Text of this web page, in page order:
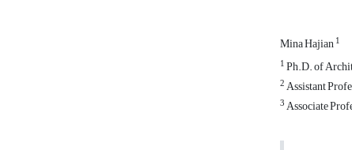
Mina Hajian1
1Ph.D. of
2Assistant
3Associate